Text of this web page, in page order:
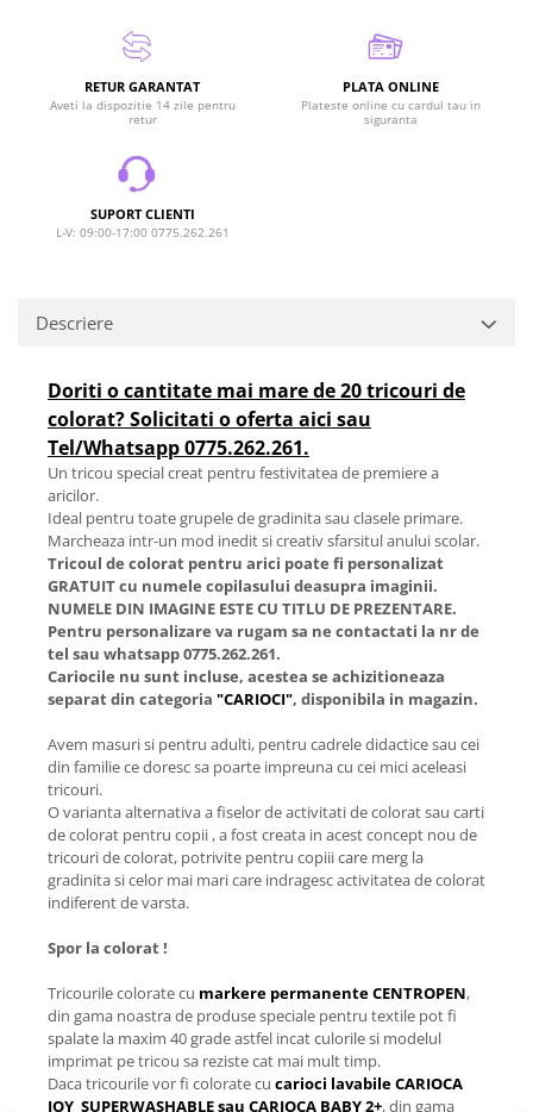
RETUR GARANTAT
Aveti la dispozitie 14 zile pentru
retur
PLATA ONLINE
Plateste online cu cardul tau in
siguranta
SUPORT CLIENTI
L-V: 09:00-17:00 0775.262.261
Descriere
Doriti o cantitate mai mare de 20 tricouri de
colorat? Solicitati o oferta aici sau
Tel/Whatsapp 0775.262.261.
Un tricou special creat pentru festivitatea de premiere a
aricilor.
Ideal pentru toate grupele de gradinita sau clasele primare.
Marcheaza intr-un mod inedit si creativ sfarsitul anului scolar.
Tricoul de colorat pentru arici poate fi personalizat
GRATUIT cu numele copilasului deasupra imaginii.
NUMELE DIN IMAGINE ESTE CU TITLU DE PREZENTARE.
Pentru personalizare va rugam sa ne contactati la nr de
tel sau whatsapp 0775.262.261.
Cariocile nu sunt incluse, acestea se achizitioneaza
separat din categoria "CARIOCI", disponibila in magazin.
Avem masuri si pentru adulti, pentru cadrele didactice sau cei
din familie ce doresc sa poarte impreuna cu cei mici aceleasi
tricouri.
O varianta alternativa a fiselor de activitati de colorat sau carti
de colorat pentru copii , a fost creata in acest concept nou de
tricouri de colorat, potrivite pentru copiii care merg la
gradinita si celor mai mari care indragesc activitatea de colorat
indiferent de varsta.
Spor la colorat !
Tricourile colorate cu markere permanente CENTROPEN,
din gama noastra de produse speciale pentru textile pot fi
spalate la maxim 40 grade astfel incat culorile si modelul
imprimat pe tricou sa reziste cat mai mult timp.
Daca tricourile vor fi colorate cu carioci lavabile CARIOCA
JOY SUPERWASHABLE sau CARIOCA BABY 2+, din gama